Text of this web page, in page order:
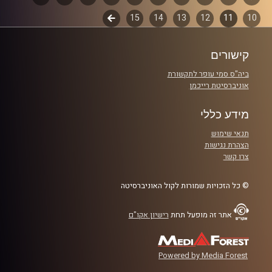
המערכת הפוליטית על ספת הפסיכולוג,
עם פרופסור בועז בן-דוד ופרופסור גלעד
הירשברגר
והפעם: פרופ' מזרחי והבועה השמלאנית
קרדיט תמונות:
פרקים
10
11
12
13
14
15
לשלב
קישורים
ביה"ס סמי עופר לתקשורת
אוניברסיטת רייכמן
מידע כללי
תנאי שימוש
הצהרת נגישות
צרו קשר
© כל הזכויות שמורות לקול האוניברסיטה
אתר זה מופעל תחת רישיון אקו"ם
Powered by Media Forest